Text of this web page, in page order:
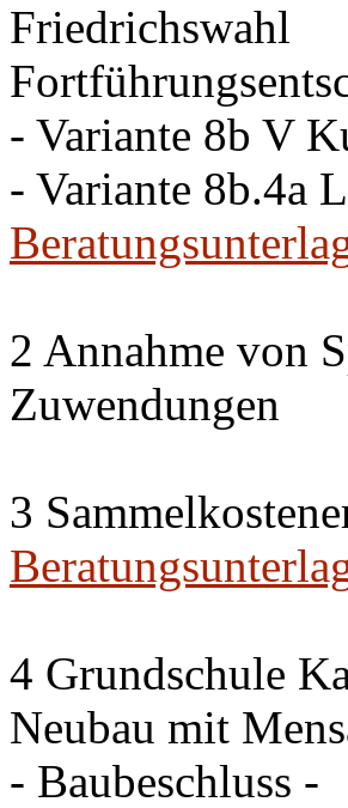
Friedrichswahl
- Variante 8b V
- Variante 8b.4a
2 Annahme von
Zuwendungen
3
4 Grundschule
Neubau mit
- Baubeschluss -